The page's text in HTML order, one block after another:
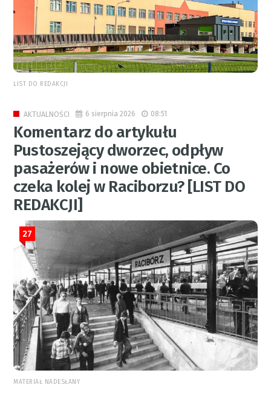
LIST DO REDAKCJI
AKTUALNOŚCI 6 sierpnia 2026 08:51
Komentarz do artykułu
Pustoszejący dworzec, odpływ
pasażerów i nowe obietnice. Co
czeka kolej w Raciborzu? [LIST DO
REDAKCJI]
27
MATERIAŁ NADESŁANY